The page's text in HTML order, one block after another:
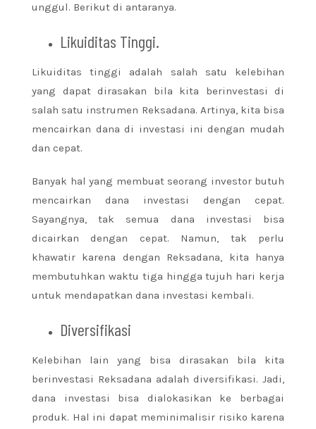
unggul. Berikut di antaranya.
Likuiditas Tinggi.
Likuiditas tinggi adalah salah satu kelebihan
yang dapat dirasakan bila kita berinvestasi di
salah satu instrumen Reksadana. Artinya, kita bisa
mencairkan dana di investasi ini dengan mudah
dan cepat.
Banyak hal yang membuat seorang investor butuh
mencairkan dana investasi dengan cepat.
Sayangnya, tak semua dana investasi bisa
dicairkan dengan cepat. Namun, tak perlu
khawatir karena dengan Reksadana, kita hanya
membutuhkan waktu tiga hingga tujuh hari kerja
untuk mendapatkan dana investasi kembali.
Diversifikasi
Kelebihan lain yang bisa dirasakan bila kita
berinvestasi Reksadana adalah diversifikasi. Jadi,
dana investasi bisa dialokasikan ke berbagai
produk. Hal ini dapat meminimalisir risiko karena